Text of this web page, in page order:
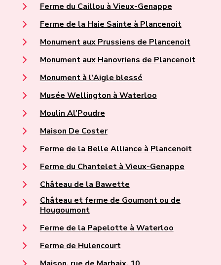
Ferme du Caillou à Vieux-Genappe
Ferme de la Haie Sainte à Plancenoit
Monument aux Prussiens de Plancenoit
Monument aux Hanovriens de Plancenoit
Monument à l'Aigle blessé
Musée Wellington à Waterloo
Moulin Al’Poudre
Maison De Coster
Ferme de la Belle Alliance à Plancenoit
Ferme du Chantelet à Vieux-Genappe
Château de la Bawette
Château et ferme de Goumont ou de
Hougoumont
Ferme de la Papelotte à Waterloo
Ferme de Hulencourt